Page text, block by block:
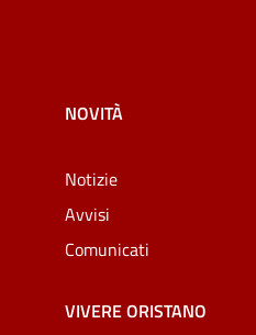
NOVITÀ
Notizie
Avvisi
Comunicati
VIVERE ORISTANO